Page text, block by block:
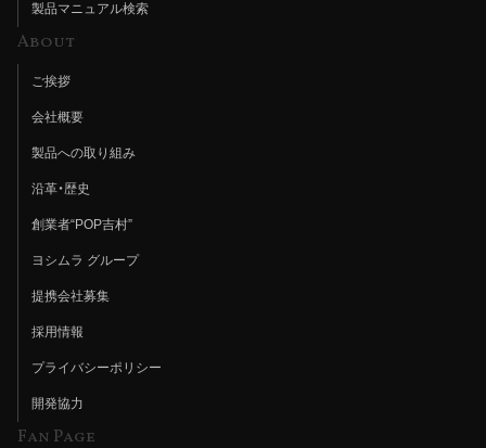
製品マニュアル検索
About
ご挨拶
会社概要
製品への取り組み
沿革・歴史
創業者“POP吉村”
ヨシムラ グループ
提携会社募集
採用情報
プライバシーポリシー
開発協力
Fan Page